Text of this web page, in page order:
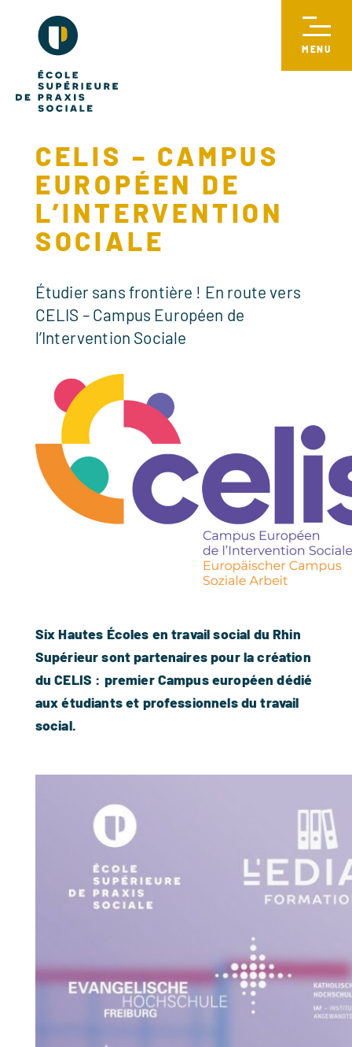
CELIS – CAMPUS
EUROPÉEN DE
L’INTERVENTION
SOCIALE
Étudier sans frontière ! En route vers
CELIS – Campus Européen de
l’Intervention Sociale
Six Hautes Écoles en travail social du Rhin
Supérieur sont partenaires pour la création
du CELIS : premier Campus européen dédié
aux étudiants et professionnels du travail
social.